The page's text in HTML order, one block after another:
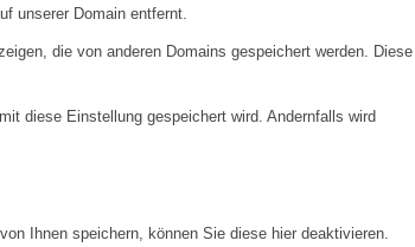
unserer Domain entfernt.
die von anderen Domains gespeichert werden. Diese
diese Einstellung gespeichert wird. Andernfalls wird
Ihnen speichern, können Sie diese hier deaktivieren.